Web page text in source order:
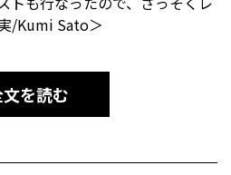
/Kumi Sato＞
を読む